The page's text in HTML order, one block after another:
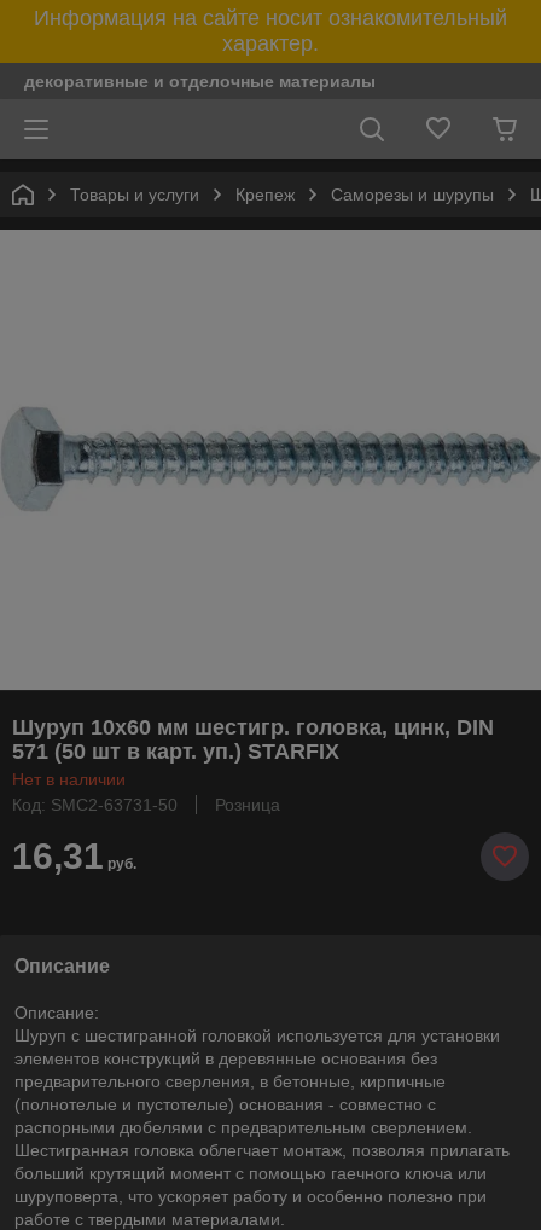
Информация на сайте носит ознакомительный
характер.
декоративные и отделочные материалы
Товары и услуги Крепеж Саморезы и шурупы
Шуруп 10х60 мм шестигр. головка, цинк, DIN
571 (50 шт в карт. уп.) STARFIX
Нет в наличии
Код: SMC2-63731-50
Розница
16,31 руб.
Описание
Описание:
Шуруп с шестигранной головкой используется для установки
элементов конструкций в деревянные основания без
предварительного сверления, в бетонные, кирпичные
(полнотелые и пустотелые) основания - совместно с
распорными дюбелями с предварительным сверлением.
Шестигранная головка облегчает монтаж, позволяя прилагать
больший крутящий момент с помощью гаечного ключа или
шуруповерта, что ускоряет работу и особенно полезно при
работе с твердыми материалами.